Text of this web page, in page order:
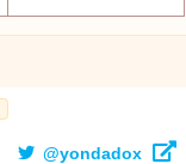
@yondadox